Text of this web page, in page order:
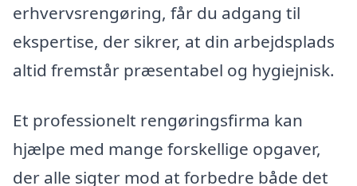
erhvervsrengøring, får du adgang til
ekspertise, der sikrer, at din arbejdsplads
altid fremstår præsentabel og hygiejnisk.
Et professionelt rengøringsfirma kan
hjælpe med mange forskellige opgaver,
der alle sigter mod at forbedre både det